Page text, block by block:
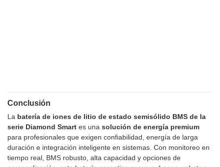
Conclusión
La batería de iones de litio de estado semisólido BMS de la
serie Diamond Smart es una solución de energía premium
para profesionales que exigen confiabilidad, energía de larga
duración e integración inteligente en sistemas. Con monitoreo en
tiempo real, BMS robusto, alta capacidad y opciones de